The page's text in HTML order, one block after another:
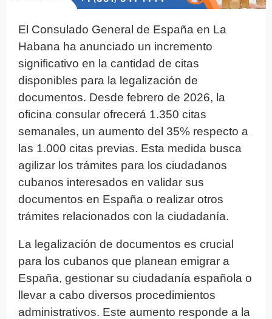
El Consulado General de España en La
Habana ha anunciado un incremento
significativo en la cantidad de citas
disponibles para la legalización de
documentos. Desde febrero de 2026, la
oficina consular ofrecerá 1.350 citas
semanales, un aumento del 35% respecto a
las 1.000 citas previas. Esta medida busca
agilizar los trámites para los ciudadanos
cubanos interesados en validar sus
documentos en España o realizar otros
trámites relacionados con la ciudadanía.
La legalización de documentos es crucial
para los cubanos que planean emigrar a
España, gestionar su ciudadanía española o
llevar a cabo diversos procedimientos
administrativos. Este aumento responde a la